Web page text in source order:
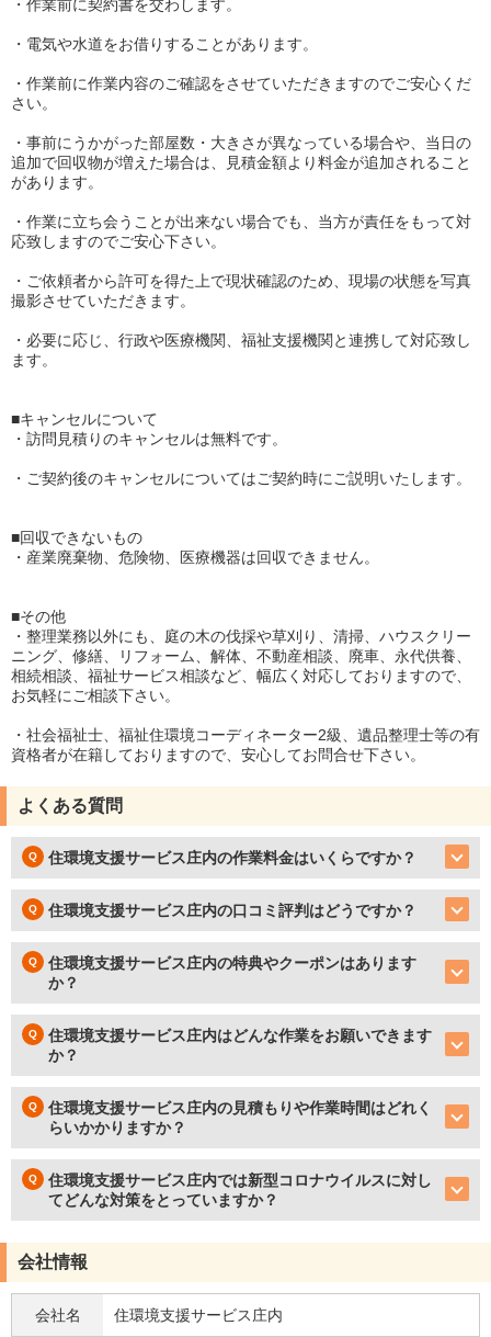
・作業前に契約書を交わします。
・電気や水道をお借りすることがあります。
・作業前に作業内容のご確認をさせていただきますのでご安心くだ
さい。
・事前にうかがった部屋数・大きさが異なっている場合や、当日の
追加で回収物が増えた場合は、見積金額より料金が追加されること
があります。
・作業に立ち会うことが出来ない場合でも、当方が責任をもって対
応致しますのでご安心下さい。
・ご依頼者から許可を得た上で現状確認のため、現場の状態を写真
撮影させていただきます。
・必要に応じ、行政や医療機関、福祉支援機関と連携して対応致し
ます。
■キャンセルについて
・訪問見積りのキャンセルは無料です。
・ご契約後のキャンセルについてはご契約時にご説明いたします。
■回収できないもの
・産業廃棄物、危険物、医療機器は回収できません。
■その他
・整理業務以外にも、庭の木の伐採や草刈り、清掃、ハウスクリー
ニング、修繕、リフォーム、解体、不動産相談、廃車、永代供養、
相続相談、福祉サービス相談など、幅広く対応しておりますので、
お気軽にご相談下さい。
・社会福祉士、福祉住環境コーディネーター2級、遺品整理士等の有
資格者が在籍しておりますので、安心してお問合せ下さい。
よくある質問
住環境支援サービス庄内の作業料金はいくらですか？
住環境支援サービス庄内の口コミ評判はどうですか？
住環境支援サービス庄内の特典やクーポンはあります
か？
住環境支援サービス庄内はどんな作業をお願いできます
か？
住環境支援サービス庄内の見積もりや作業時間はどれく
らいかかりますか？
住環境支援サービス庄内では新型コロナウイルスに対し
てどんな対策をとっていますか？
会社情報
会社名 住環境支援サービス庄内